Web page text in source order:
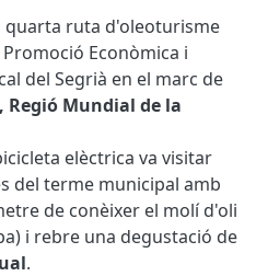
quarta ruta d'oleoturisme
Econòmica i
del Segrià en el marc de
Regió Mundial de la
elèctrica va visitar
del terme municipal amb
de conèixer el molí d'oli
i rebre una degustació de
.